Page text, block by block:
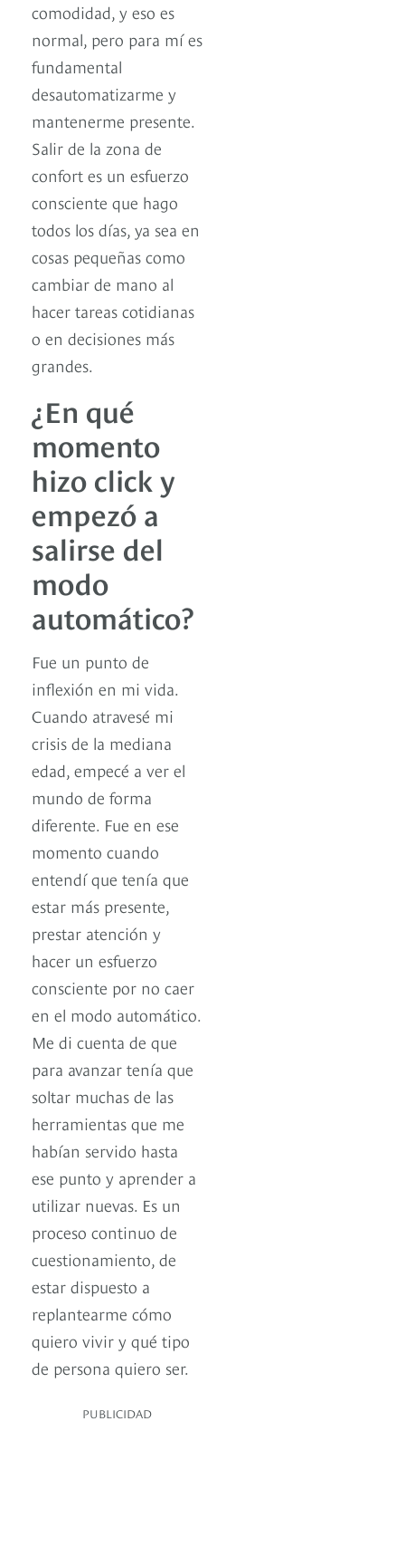
comodidad, y eso es
normal, pero para mí es
fundamental
desautomatizarme y
mantenerme presente.
Salir de la zona de
confort es un esfuerzo
consciente que hago
todos los días, ya sea en
cosas pequeñas como
cambiar de mano al
hacer tareas cotidianas
o en decisiones más
grandes.
¿En qué
momento
hizo click y
empezó a
salirse del
modo
automático?
Fue un punto de
inflexión en mi vida.
Cuando atravesé mi
crisis de la mediana
edad, empecé a ver el
mundo de forma
diferente. Fue en ese
momento cuando
entendí que tenía que
estar más presente,
prestar atención y
hacer un esfuerzo
consciente por no caer
en el modo automático.
Me di cuenta de que
para avanzar tenía que
soltar muchas de las
herramientas que me
habían servido hasta
ese punto y aprender a
utilizar nuevas. Es un
proceso continuo de
cuestionamiento, de
estar dispuesto a
replantearme cómo
quiero vivir y qué tipo
de persona quiero ser.
PUBLICIDAD